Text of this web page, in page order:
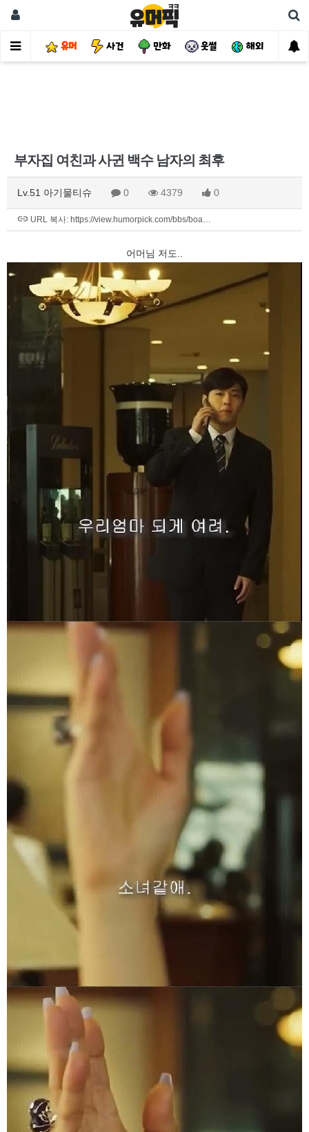
유머 사건 만화 웃썰 해외 핫
부자집 여친과 사귄 백수 남자의 최후
Lv.51 아기물티슈 0 4379 0
URL 복사: https://view.humorpick.com/bbs/boa…
어머님 저도..